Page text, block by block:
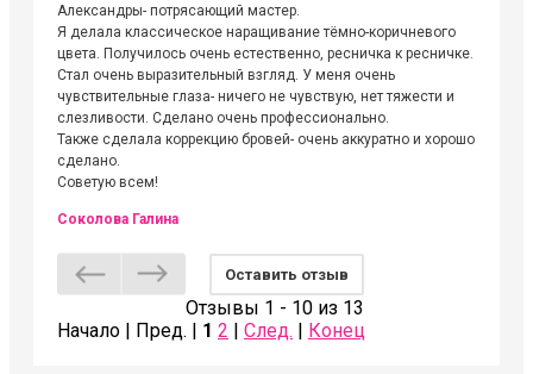
Александры- потрясающий мастер.
Я делала классическое наращивание тёмно-коричневого
цвета. Получилось очень естественно, ресничка к ресничке.
Стал очень выразительный взгляд. У меня очень
чувствительные глаза- ничего не чувствую, нет тяжести и
слезливости. Сделано очень профессионально.
Также сделала коррекцию бровей- очень аккуратно и хорошо
сделано.
Советую всем!
Соколова Галина
Оставить отзыв
Отзывы 1 - 10 из 13
Начало | Пред. | 1 2 След. Конец